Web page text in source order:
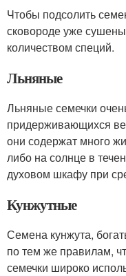
Чтобы подсолить
сковороде уже
количеством специй.
Льняные
Льняные семечки
придерживающихся
они содержат много
либо на солнце в
духовом шкафу при
Кунжутные
Семена кунжута,
по тем же правилам,
семечки широко